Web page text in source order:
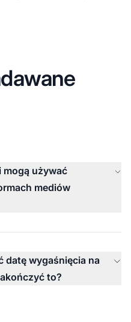
mogą używać
mediów
datę wygaśnięcia na
to?